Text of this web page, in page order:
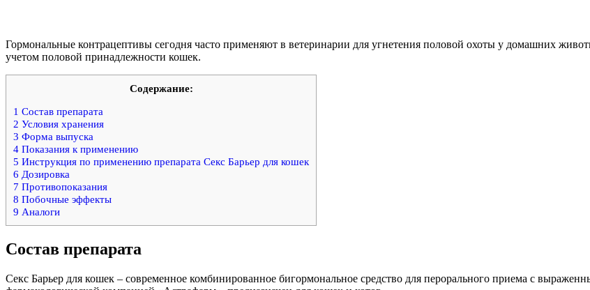
Гормональные контрацептивы сегодня часто применяют в ветеринарии для угнетения половой охоты у домашних
учетом половой принадлежности кошек.
Содержание:
1 Состав препарата
2 Условия хранения
3 Форма выпуска
4 Показания к применению
5 Инструкция по применению препарата Секс Барьер для кошек
6 Дозировка
7 Противопоказания
8 Побочные эффекты
9 Аналоги
Состав препарата
Секс Барьер для кошек – современное комбинированное бигормональное средство для перорального приема с